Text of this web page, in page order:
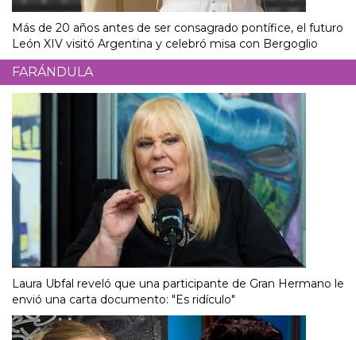
Más de 20 años antes de ser consagrado pontífice, el futuro
León XIV visitó Argentina y celebró misa con Bergoglio
FARÁNDULA
Laura Ubfal reveló que una participante de Gran Hermano le
envió una carta documento: "Es ridículo"